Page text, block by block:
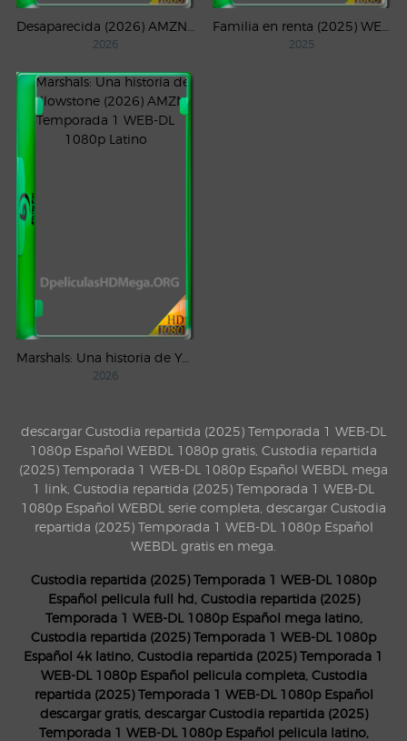
2026 2025
Marshals: Una historia de Yellowstone (2026) AMZN Temporada 1 WEB-DL 1080p Latino
2026
descargar Custodia repartida (2025) Temporada 1 WEB-DL
1080p Español WEBDL 1080p gratis, Custodia repartida
(2025) Temporada 1 WEB-DL 1080p Español WEBDL mega
1 link, Custodia repartida (2025) Temporada 1 WEB-DL
1080p Español WEBDL serie completa, descargar Custodia
repartida (2025) Temporada 1 WEB-DL 1080p Español
WEBDL gratis en mega.
Custodia repartida (2025) Temporada 1 WEB-DL 1080p
Español pelicula full hd, Custodia repartida (2025)
Temporada 1 WEB-DL 1080p Español mega latino,
Custodia repartida (2025) Temporada 1 WEB-DL 1080p
Español 4k latino, Custodia repartida (2025) Temporada 1
WEB-DL 1080p Español pelicula completa, Custodia
repartida (2025) Temporada 1 WEB-DL 1080p Español
descargar gratis, descargar Custodia repartida (2025)
Temporada 1 WEB-DL 1080p Español pelicula latino,